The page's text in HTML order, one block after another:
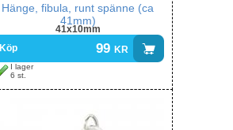
Hänge, fibula, runt spänne (ca
41mm)
41x10mm
Köp
99 kr
I lager
6 st.